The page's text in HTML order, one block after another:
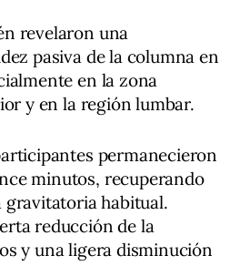
revelaron una
pasiva de la columna en
en la zona
y en la región lumbar.
permanecieron
minutos, recuperando
gravitatoria habitual.
reducción de la
y una ligera disminución